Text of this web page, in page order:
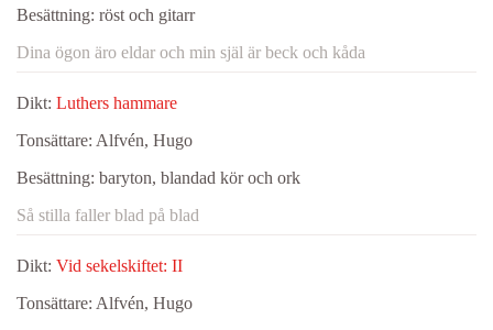
Besättning: röst och gitarr
Dina ögon äro eldar och min själ är beck och kåda
Dikt: Luthers hammare
Tonsättare: Alfvén, Hugo
Besättning: baryton, blandad kör och ork
Så stilla faller blad på blad
Dikt: Vid sekelskiftet: II
Tonsättare: Alfvén, Hugo